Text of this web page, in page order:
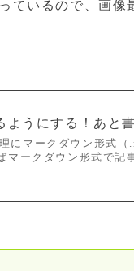
ているので、画像
ようにする！あと
にマークダウン形式（
マークダウン形式で記